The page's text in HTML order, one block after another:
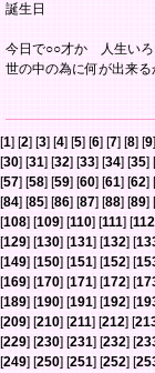
誕生日
今日で○○才か 人生い
世の中の為に何が出来る
[1] [2] [3] [4] [5] [6] [7] [8] [9
[30] [31] [32] [33] [34] [35] [
[57] [58] [59] [60] [61] [62] [
[84] [85] [86] [87] [88] [89] [
[108] [109] [110] [111] [112
[129] [130] [131] [132] [
[149] [150] [151] [152] [
[169] [170] [171] [172] [
[189] [190] [191] [192] [
[209] [210] [211] [212] [
[229] [230] [231] [232] [
[249] [250] [251] [252] [